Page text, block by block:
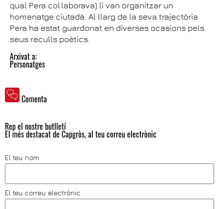
qual Pera col·laborava) li van organitzar un
homenatge ciutadà. Al llarg de la seva trajectòria
Pera ha estat guardonat en diverses ocasions pels
seus reculls poètics.
Arxivat a:
Personatges
Comenta
Rep el nostre butlletí
El més destacat de Capgròs, al teu correu electrònic
El teu nom
El teu correu electrònic